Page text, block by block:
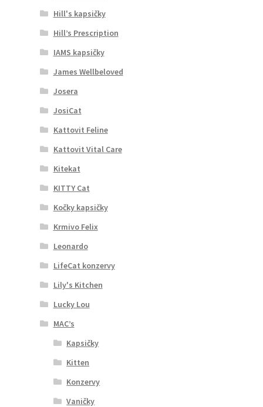
Hill's kapsičky
Hill’s Prescription
IAMS kapsičky
James Wellbeloved
Josera
JosiCat
Kattovit Feline
Kattovit Vital Care
Kitekat
KITTY Cat
Kočky kapsičky
Krmivo Felix
Leonardo
LifeCat konzervy
Lily's Kitchen
Lucky Lou
MAC’s
Kapsičky
Kitten
Konzervy
Vaničky